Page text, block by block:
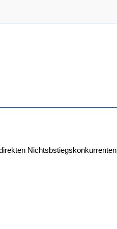
Nichtsbstiegskonkurrenten